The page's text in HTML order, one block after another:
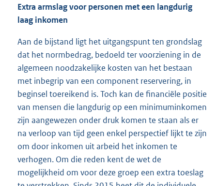
Extra armslag voor personen met een langdurig
laag inkomen
Aan de bijstand ligt het uitgangspunt ten grondslag
dat het normbedrag, bedoeld ter voorziening in de
algemeen noodzakelijke kosten van het bestaan
met inbegrip van een component reservering, in
beginsel toereikend is. Toch kan de financiële positie
van mensen die langdurig op een minimuminkomen
zijn aangewezen onder druk komen te staan als er
na verloop van tijd geen enkel perspectief lijkt te zijn
om door inkomen uit arbeid het inkomen te
verhogen. Om die reden kent de wet de
mogelijkheid om voor deze groep een extra toeslag